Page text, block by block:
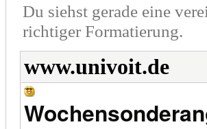
Du siehst gerade eine
richtiger Formatierung.
www.univoit.de